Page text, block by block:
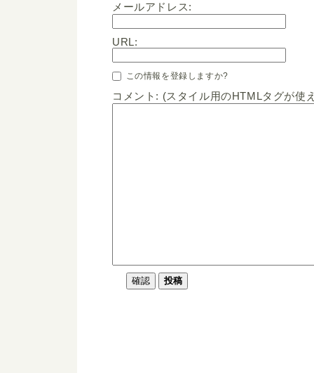
メールアドレス:
URL:
この情報を登録しますか?
コメント: (スタイル用のHTMLタグが使